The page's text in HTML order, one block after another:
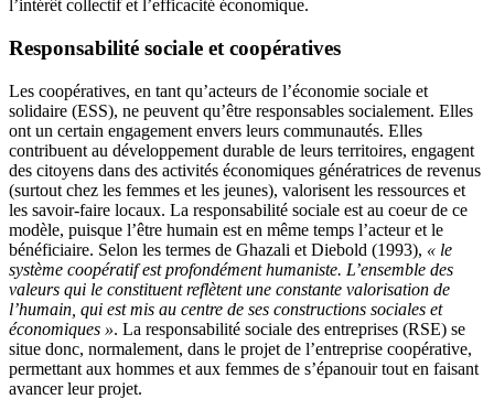
l’intérêt collectif et l’efficacité économique.
Responsabilité sociale et coopératives
Les coopératives, en tant qu’acteurs de l’économie sociale et
solidaire (ESS), ne peuvent qu’être responsables socialement. Elles
ont un certain engagement envers leurs communautés. Elles
contribuent au développement durable de leurs territoires, engagent
des citoyens dans des activités économiques génératrices de revenus
(surtout chez les femmes et les jeunes), valorisent les ressources et
les savoir-faire locaux. La responsabilité sociale est au coeur de ce
modèle, puisque l’être humain est en même temps l’acteur et le
bénéficiaire. Selon les termes de Ghazali et Diebold (1993), « le
système coopératif est profondément humaniste. L’ensemble des
valeurs qui le constituent reflètent une constante valorisation de
l’humain, qui est mis au centre de ses constructions sociales et
économiques ». La responsabilité sociale des entreprises (RSE) se
situe donc, normalement, dans le projet de l’entreprise coopérative,
permettant aux hommes et aux femmes de s’épanouir tout en faisant
avancer leur projet.